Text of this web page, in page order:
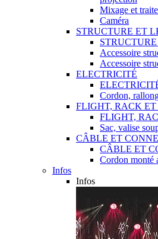
Mixage et
Caméra
STRUCTURE ET
Accessoire
Accessoire
ELECTRICITÉ
Cordon,
FLIGHT, RACK ET
FLIGHT,
Sac, valise
CÂBLE ET
CÂBLE ET
Cordon monté
Infos
Infos